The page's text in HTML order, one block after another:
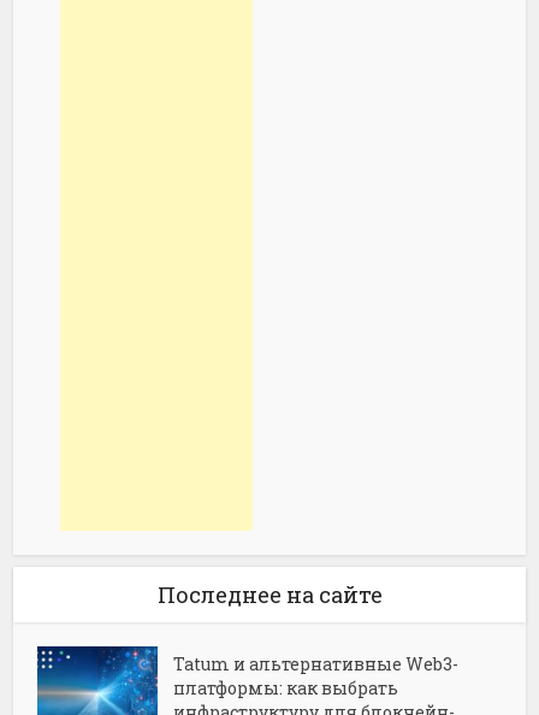
Последнее на сайте
Tatum и альтернативные Web3-
платформы: как выбрать